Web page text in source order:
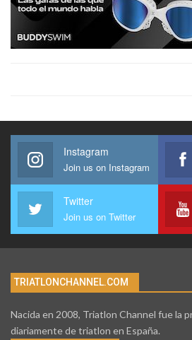
Instagram
Join us on Instagram
Twitter
Join us on Twitter
TRIATLONCHANNEL.COM
Nacida en 2008, Triatlon Channel fue la
diariamente de triatlon en España.